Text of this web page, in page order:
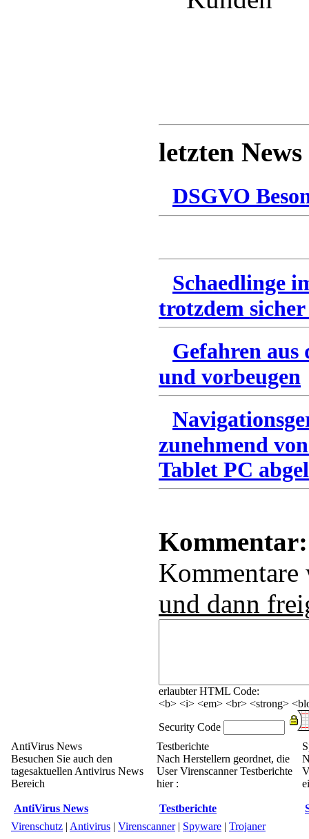
letzten News
DSGVO
Schaedlinge
trotzdem
Gefahren
und vorbeugen
zunehmend
Tablet PC
Kommentar:
und dann
erlaubter HTML Code:
<b> <i> <em> <br> <strong>
Security Code
AntiVirus News
Besuchen Sie auch den
tagesaktuellen Antivirus News
Bereich
AntiVirus News
Testberichte
Nach Herstellern geordnet, die
User Virenscanner Testberichte
hier :
Testberichte
Virenschutz | Antivirus | Virenscanner| Spyware | Trojaner